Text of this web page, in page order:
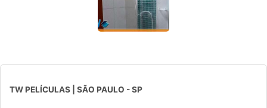
TW PELÍCULAS | SÃO PAULO - SP